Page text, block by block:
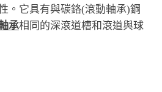
。它具有與碳鉻(滾動軸承)鋼
承相同的深滾道槽和滾道與球